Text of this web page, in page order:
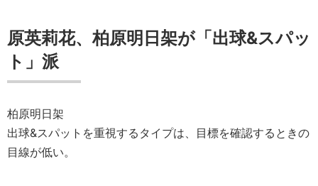
原英莉花、柏原明日架が「出球&スパッ
ト」派
柏原明日架
出球&スパットを重視するタイプは、目標を確認するときの
目線が低い。